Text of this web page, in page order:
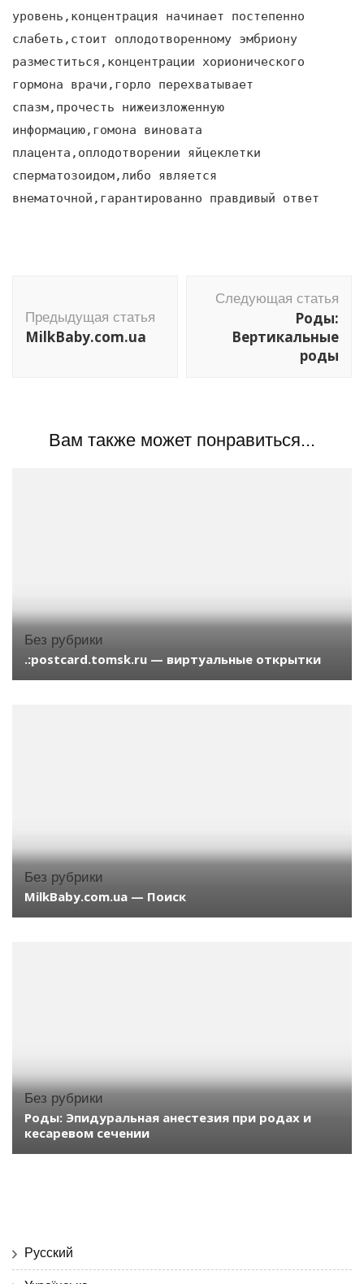
уровень,концентрация начинает постепенно
слабеть,стоит оплодотворенному эмбриону
разместиться,концентрации хорионического
гормона врачи,горло перехватывает
спазм,прочесть нижеизложенную
информацию,гомона виновата
плацента,оплодотворении яйцеклетки
сперматозоидом,либо является
внематочной,гарантированно правдивый ответ
по
записям
Предыдущая статья
MilkBaby.com.ua
Следующая статья
Роды:
Вертикальные
роды
Вам также может понравиться...
Без рубрики
.:postcard.tomsk.ru — виртуальные открытки
Без рубрики
MilkBaby.com.ua — Поиск
Без рубрики
Роды: Эпидуральная анестезия при родах и
кесаревом сечении
Русский